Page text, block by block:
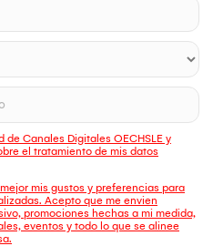
Canales Digitales OECHSLE y
el tratamiento de mis datos
mis gustos y preferencias para
Acepto que me envien
promociones hechas a mi medida,
eventos y todo lo que se alinee